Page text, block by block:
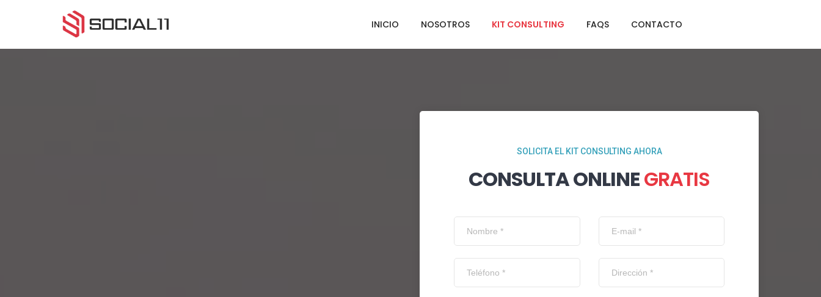
INICIO NOSOTROS KIT CONSULTING FAQS CONTACTO
SOLICITA EL KIT CONSULTING AHORA
CONSULTA ONLINEGRATIS